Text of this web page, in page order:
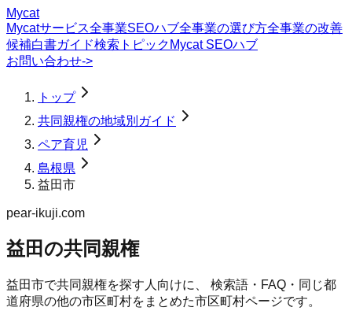
Mycat
Mycatサービス全事業SEOハブ全事業の選び方全事業の改善
候補白書ガイド検索トピック Mycat SEOハブ
お問い合わせ->
トップ
共同親権の地域別ガイド
ペア育児
島根県
益田市
pear-ikuji.com
益田の共同親権
益田市で共同親権を探す人向けに、 検索語・FAQ・同じ都
道府県の他の市区町村をまとめた市区町村ページです。